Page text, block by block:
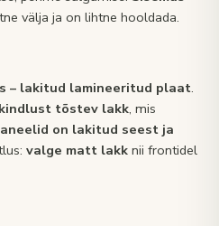
välja ja on lihtne hooldada.
– lakitud lamineeritud plaat.
tõstev lakk, mis
on lakitud seest ja
valge matt lakk nii frontidel